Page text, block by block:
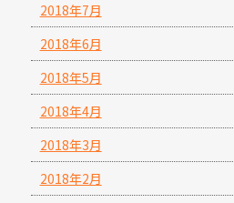
2018年7月
2018年6月
2018年5月
2018年4月
2018年3月
2018年2月